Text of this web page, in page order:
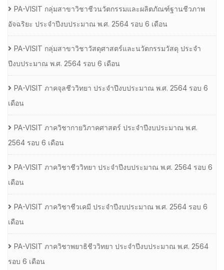
PA-VISIT กลุ่มสาขาวิชาชีวนวัตกรรมและผลิตภัณฑ์ฐานชีวภาพ
อัจฉริยะ ประจำปีงบประมาณ พ.ศ. 2564 รอบ 6 เดือน
PA-VISIT กลุ่มสาขาวิชาวัสดุศาสตร์และนวัตกรรมวัสดุ ประจำ
ปีงบประมาณ พ.ศ. 2564 รอบ 6 เดือน
PA-VISIT ภาคจุลชีววิทยา ประจำปีงบประมาณ พ.ศ. 2564 รอบ 6
เดือน
PA-VISIT ภาควิชากายวิภาคศาสตร์ ประจำปีงบประมาณ พ.ศ.
2564 รอบ 6 เดือน
PA-VISIT ภาควิชาชีววิทยา ประจำปีงบประมาณ พ.ศ. 2564 รอบ 6
เดือน
PA-VISIT ภาควิชาชีวเคมี ประจำปีงบประมาณ พ.ศ. 2564 รอบ 6
เดือน
PA-VISIT ภาควิชาพยาธิชีววิทยา ประจำปีงบประมาณ พ.ศ. 2564
รอบ 6 เดือน